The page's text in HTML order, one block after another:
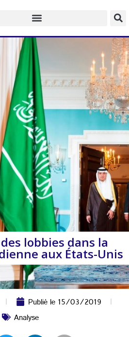
lobbies dans la
aux États-Unis
Publié le15/03/2019
Analyse